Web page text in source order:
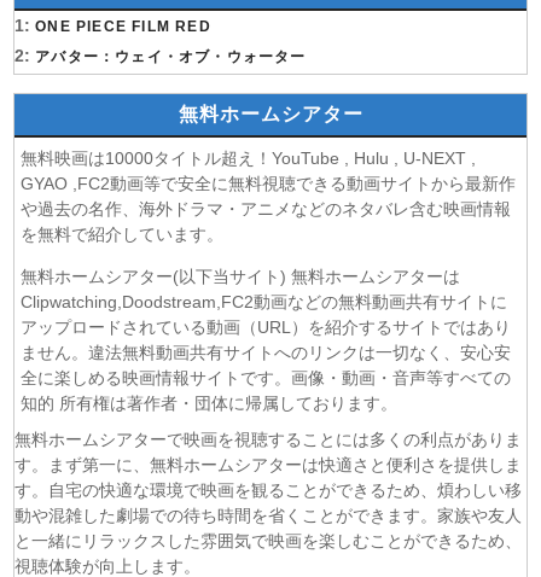
(06/08)メビウス・ダスト 第5話
(06/08)バンドリ！ ゆめ∞みた 第8話
ラストノート 第5話
(06/08)
(06/08)文豪ストレイドッグス わん！2 第6話
(06/08)大空港〜GATE24〜 第3話
(06/08)盗掘王 第5話
(06/08) 乙女ゲー世界はモブに厳しい世界です2 第5話
(06/08)チョッちゃん 第86話
(06/08) ひまわり 第94話
(06/08)マッサン 第18話
(06/08)風、薫る 第94話
(06/08)君は夏のなか 第6話
(06/08)いびってこない義母と義姉 第5話
(06/08)サンダー３ 第5話
(06/08) ヤンキー激戦区の四天王がアイドルグループに転生した
ら？ 第9話
(06/08)おちたらおわり 第6話
1: ONE PIECE FILM RED
2: アバター：ウェイ・オブ・ウォーター
無料ホームシアター
無料映画は10000タイトル超え！YouTube , Hulu , U-NEXT ,
GYAO ,FC2動画等で安全に無料視聴できる動画サイトから最新作
や過去の名作、海外ドラマ・アニメなどのネタバレ含む映画情報
を無料で紹介しています。
無料ホームシアター(以下当サイト) 無料ホームシアターは
Clipwatching,Doodstream,FC2動画などの無料動画共有サイトに
アップロードされている動画（URL）を紹介するサイトではあり
ません。違法無料動画共有サイトへのリンクは一切なく、安心安
全に楽しめる映画情報サイトです。画像・動画・音声等すべての
知的 所有権は著作者・団体に帰属しております。
無料ホームシアターで映画を視聴することには多くの利点がありま
す。まず第一に、無料ホームシアターは快適さと便利さを提供しま
す。自宅の快適な環境で映画を観ることができるため、煩わしい移
動や混雑した劇場での待ち時間を省くことができます。家族や友人
と一緒にリラックスした雰囲気で映画を楽しむことができるため、
視聴体験が向上します。